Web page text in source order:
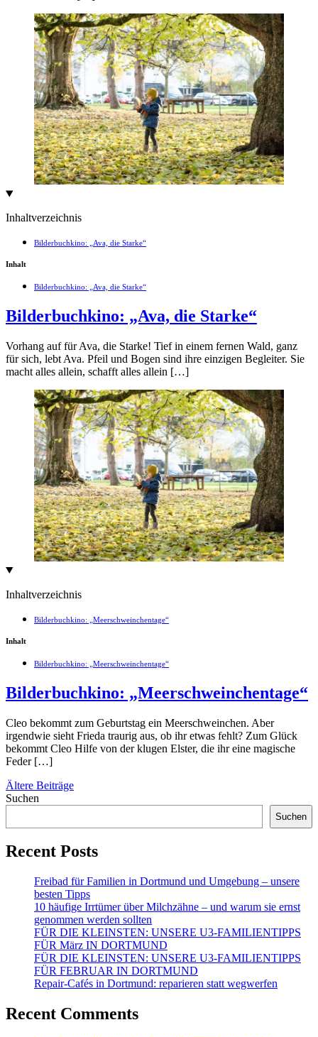
Inhaltverzeichnis
Bilderbuchkino: „Ava, die Starke“
Inhalt
Bilderbuchkino: „Ava, die Starke“
Bilderbuchkino: „Ava, die Starke“
Vorhang auf für Ava, die Starke! Tief in einem fernen Wald, ganz
für sich, lebt Ava. Pfeil und Bogen sind ihre einzigen Begleiter. Sie
macht alles allein, schafft alles allein […]
Inhaltverzeichnis
Bilderbuchkino: „Meerschweinchentage“
Inhalt
Bilderbuchkino: „Meerschweinchentage“
Bilderbuchkino: „Meerschweinchentage“
Cleo bekommt zum Geburtstag ein Meerschweinchen. Aber
irgendwie sieht Frieda traurig aus, ob ihr etwas fehlt? Zum Glück
bekommt Cleo Hilfe von der klugen Elster, die ihr eine magische
Feder […]
Beitragsnavigation
Ältere Beiträge
Suchen
Suchen
Recent Posts
Freibad für Familien in Dortmund und Umgebung – unsere
besten Tipps
10 häufige Irrtümer über Milchzähne – und warum sie ernst
genommen werden sollten
FÜR DIE KLEINSTEN: UNSERE U3-FAMILIENTIPPS
FÜR März IN DORTMUND
FÜR DIE KLEINSTEN: UNSERE U3-FAMILIENTIPPS
FÜR FEBRUAR IN DORTMUND
Repair-Cafés in Dortmund: reparieren statt wegwerfen
Recent Comments